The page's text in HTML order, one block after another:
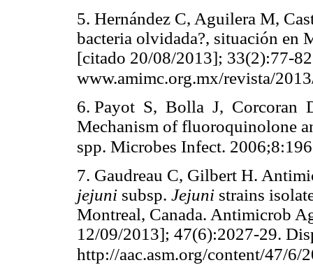
5. Hernández C, Aguilera M,
bacteria olvidada?, situación
[citado 20/08/2013]; 33(2):77-
www.amimc.org.mx/revista/
6. Payot S, Bolla J, Corcoran
Mechanism of fluoroquinolone
spp. Microbes Infect.
7. Gaudreau C, Gilbert H.
jejuni subsp. Jejuni strains
Montreal, Canada. Antimicrob
12/09/2013]; 47(6):2027-29.
http://aac.asm.org/content/47/